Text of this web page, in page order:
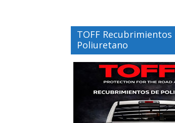
TOFF Recubrimientos
Poliuretano